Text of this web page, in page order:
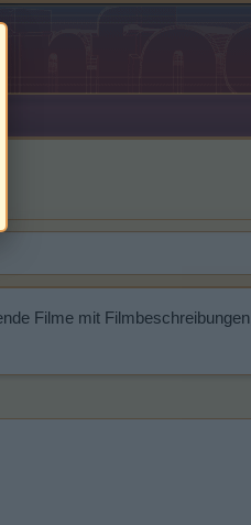
Filme mit